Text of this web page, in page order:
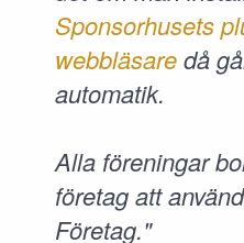
Sponsorhusets
webbläsaredå
automatik.
Alla föreningar
företag att
Företag."